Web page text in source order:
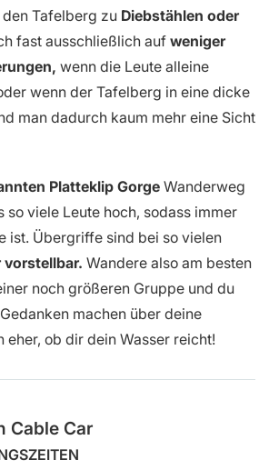
Tafelberg zu Diebstählen oder
fast ausschließlich auf weniger
wenn die Leute alleine
wenn der Tafelberg in eine dicke
man dadurch kaum mehr eine Sicht
Platteklip GorgeWanderweg
viele Leute hoch, sodass immer
ist. Übergriffe sind bei so vielen
vorstellbar. Wandere also am besten
noch größeren Gruppe und du
machen über deine
eher, ob dir dein Wasser reicht!
Cable Car